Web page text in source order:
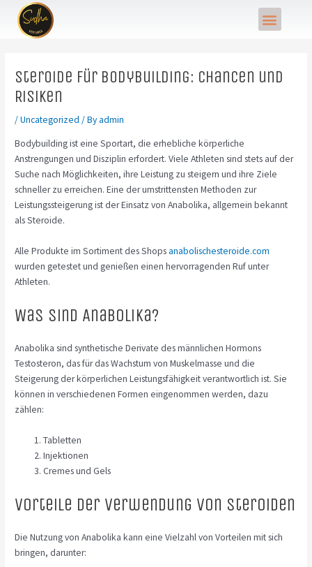
content
Menu
Steroide für Bodybuilding: Chancen und
Risiken
/Uncategorized / Byadmin
Bodybuilding ist eine Sportart, die erhebliche körperliche
Anstrengungen und Disziplin erfordert. Viele Athleten sind stets auf der
Suche nach Möglichkeiten, ihre Leistung zu steigern und ihre Ziele
schneller zu erreichen. Eine der umstrittensten Methoden zur
Leistungssteigerung ist der Einsatz von Anabolika, allgemein bekannt
als Steroide.
Alle Produkte im Sortiment des Shopsanabolischesteroide.com
wurden getestet und genießen einen hervorragenden Ruf unter
Athleten.
Was sind Anabolika?
Anabolika sind synthetische Derivate des männlichen Hormons
Testosteron, das für das Wachstum von Muskelmasse und die
Steigerung der körperlichen Leistungsfähigkeit verantwortlich ist. Sie
können in verschiedenen Formen eingenommen werden, dazu
zählen:
Tabletten
Injektionen
Cremes und Gels
Vorteile der Verwendung von Steroiden
Die Nutzung von Anabolika kann eine Vielzahl von Vorteilen mit sich
bringen, darunter:
Post
navigation